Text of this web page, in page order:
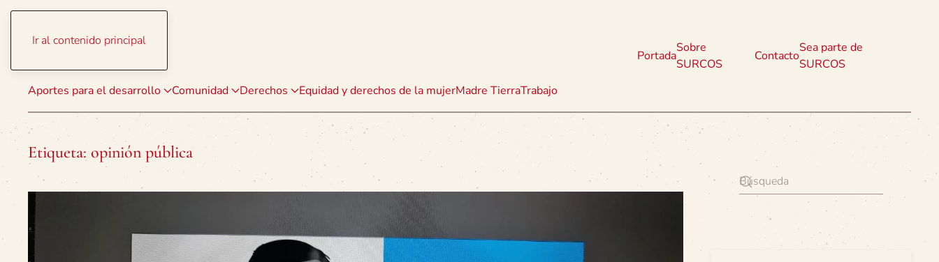
Ir al contenido principal
Aportes para el desarrollo Comunidad Derechos Equidad y derechos de la mujerMadre TierraTrabajo
Portada
Sobre
SURCOS
Contacto
Sea parte de
SURCOS
Etiqueta: opinión pública